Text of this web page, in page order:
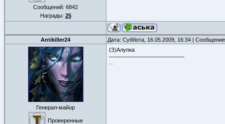
Сообщений: 6842
Награды: 25
Antikiller24 Дата: Суббота, 16.05.2009, 16:34 |
Генерал-майор
Проверенные
(З)Алупка